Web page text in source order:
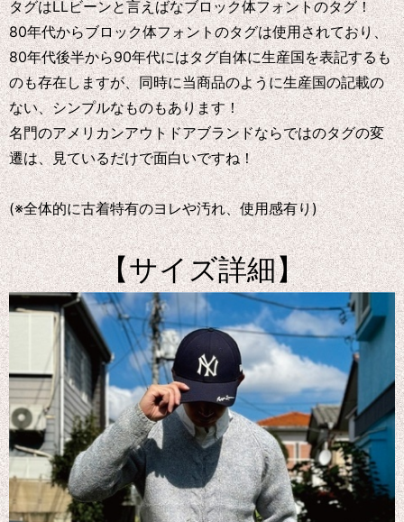
タグはLLビーンと言えばなブロック体フォントのタグ！
80年代からブロック体フォントのタグは使用されており、
80年代後半から90年代にはタグ自体に生産国を表記するも
のも存在しますが、同時に当商品のように生産国の記載の
ない、シンプルなものもあります！
名門のアメリカンアウトドアブランドならではのタグの変
遷は、見ているだけで面白いですね！
(※全体的に古着特有のヨレや汚れ、使用感有り)
【サイズ詳細】